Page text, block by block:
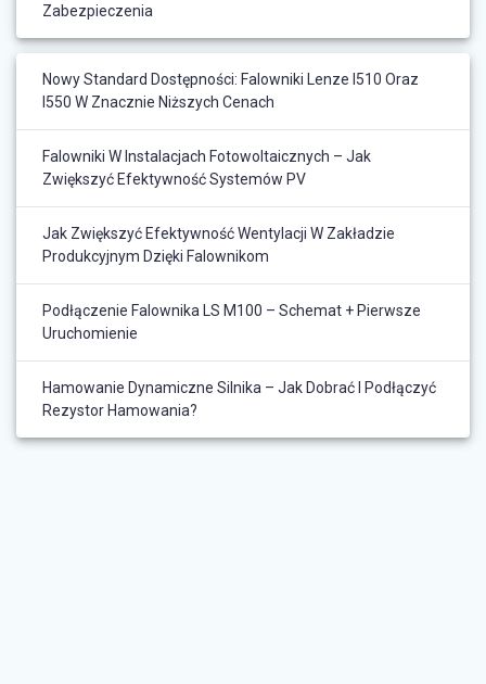
Zabezpieczenia
Nowy Standard Dostępności: Falowniki Lenze I510 Oraz
I550 W Znacznie Niższych Cenach
Falowniki W Instalacjach Fotowoltaicznych – Jak
Zwiększyć Efektywność Systemów PV
Jak Zwiększyć Efektywność Wentylacji W Zakładzie
Produkcyjnym Dzięki Falownikom
Podłączenie Falownika LS M100 – Schemat + Pierwsze
Uruchomienie
Hamowanie Dynamiczne Silnika – Jak Dobrać I Podłączyć
Rezystor Hamowania?